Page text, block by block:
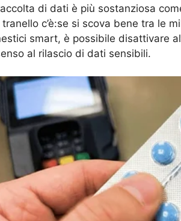
di dati è più sostanziosa
c’è:se si scova bene tra le
smart, è possibile disattivare
al rilascio di dati sensibili.